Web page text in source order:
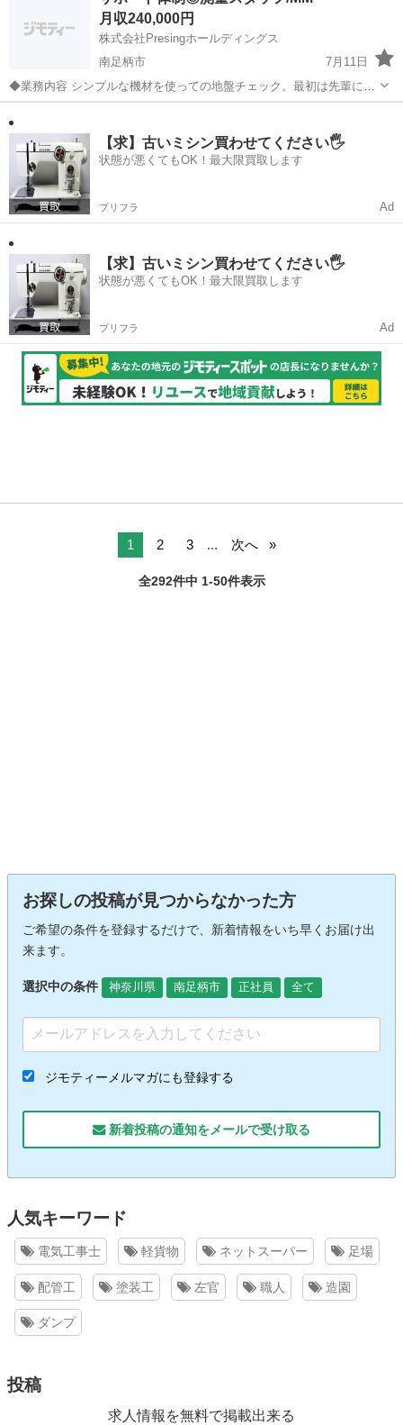
人数が多く掲載できてい...月収240,000円
株式会社Presingホールディングス
南足柄市
7月11日
◆業務内容 シンプルな機材を使っての地盤チェック。最初は先輩に同
行しながら学べるので不安なくスタートできます。 ◆シフト 週5日勤
務（土日休み） ◆給与 月給24万円 ※社用車・ガソリン・機材など全
額支給...
【求】古いミシン買わせてください🖐️
状態が悪くてもOK！最大限買取します
プリフラ Ad
【求】古いミシン買わせてください🖐️
状態が悪くてもOK！最大限買取します
プリフラ Ad
1 2 3 ... 次へ
全292件中 1-50件表示
お探しの投稿が見つからなかった方
ご希望の条件を登録するだけで、新着情報をいち早くお届け出
来ます。
選択中の条件 神奈川県 南足柄市 正社員 全て
ジモティーメルマガにも登録する
新着投稿の通知をメールで受け取る
人気キーワード
電気工事士 軽貨物 ネットスーパー 足場
配管工 塗装工 左官 職人 造園
ダンプ
投稿
求人情報を無料で掲載出来る